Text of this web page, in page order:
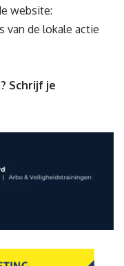
website:
van de lokale actie
Schrijf je